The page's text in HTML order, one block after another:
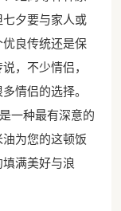
夕要与家人或
良传统还是保
，不少情侣，
情侣的选择。
一种最有深意的
为您的这顿饭
满美好与浪